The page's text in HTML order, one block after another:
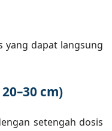
yang dapat langsung
cm)
setengah dosis